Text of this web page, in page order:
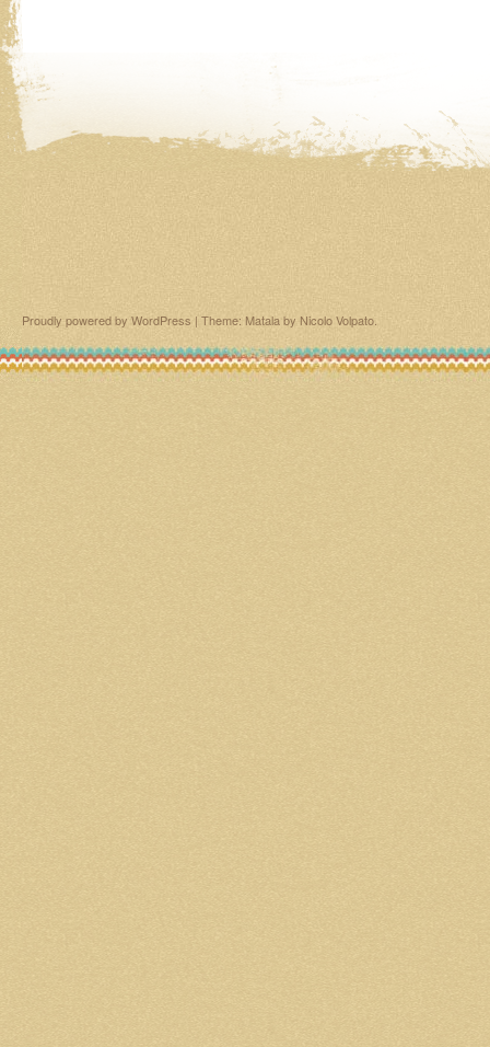
Proudly powered by WordPress | Theme: Matala by Nicolo Volpato